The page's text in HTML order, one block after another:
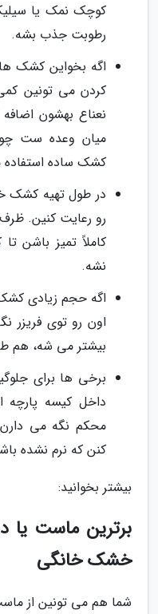
کوچک نمک یا
رطوبت جذب بشه.
اگه بخواین کشک
کردن می تونین
نعناع بهشون
میان وعده ست
کشک ساده
در طول تهیه کشک
رو رعایت کنین.
کاملاً تمیز باشن
نشه.
اگه حجم زیادی
اون رو توی فریزر
بیشتر می شه، هم
برخی ها برای
داخل کیسه
محکم نگه می
کنن که نرم نشده
بیشتر بخوانید:
برترین ماست یا
خشک خانگی
شما هم می تونین از